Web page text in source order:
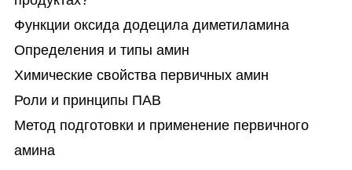
Функции оксида додецила диметиламина
Определения и типы амин
Химические свойства первичных амин
Роли и принципы ПАВ
Метод подготовки и применение первичного
амина